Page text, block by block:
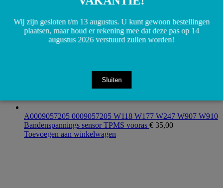
A0009057205 0009057205 W118 W177 W247 W907 W910
Bandenspannings sensor TPMS vooras € 35,00
Toevoegen aan winkelwagen
Wij zijn gesloten t/m 13 augustus. U kunt gewoon bestellingen
plaatsen, maar houd er rekening mee dat deze pas op 14
augustus 2026 verstuurd zullen worden!
Sluiten